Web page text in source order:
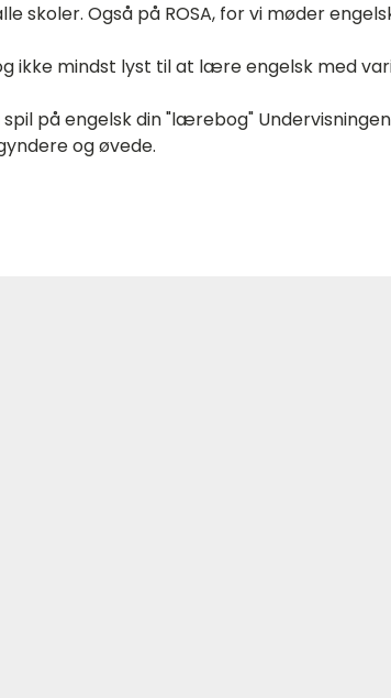
skoler. Også på ROSA, for vi møder
ikke mindst lyst til at lære engelsk med
på engelsk din "lærebog" Undervisningen
og øvede.